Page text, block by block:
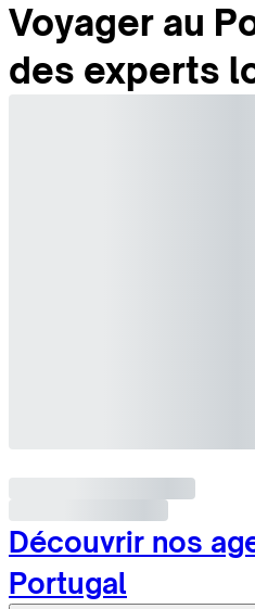
Voyager au
des experts
Découvrir nos
Portugal